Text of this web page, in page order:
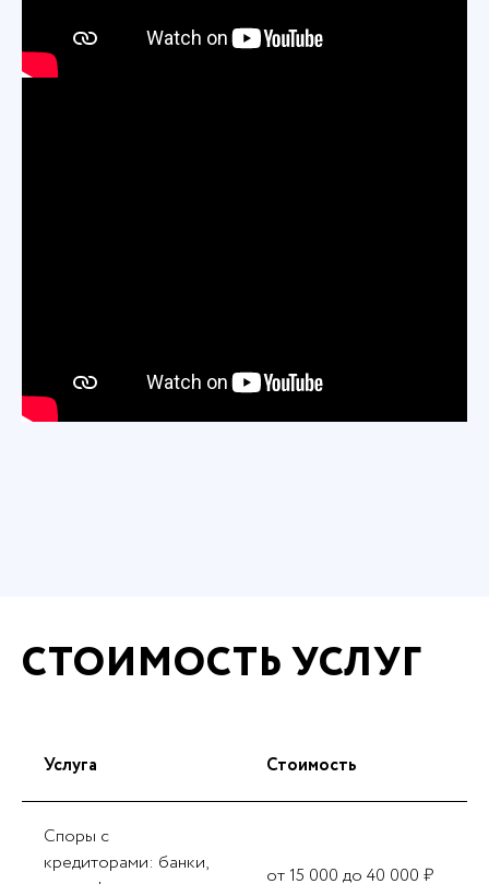
СТОИМОСТЬ УСЛУГ
Услуга Стоимость
Споры с
кредиторами: банки,
от 15 000 до 40 000 ₽